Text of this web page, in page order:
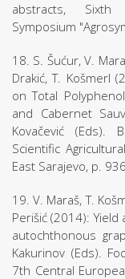
abstracts, Sixth
Symposium
18. S. Šućur, V.
Drakić, T. Košmerl
on Total
and Cabernet
Kovačević (Eds).
Scientific
East Sarajevo, p.
19. V. Maraš, T.
Perišić (2014):
autochthonous
Kakurinov (Eds).
7th Central